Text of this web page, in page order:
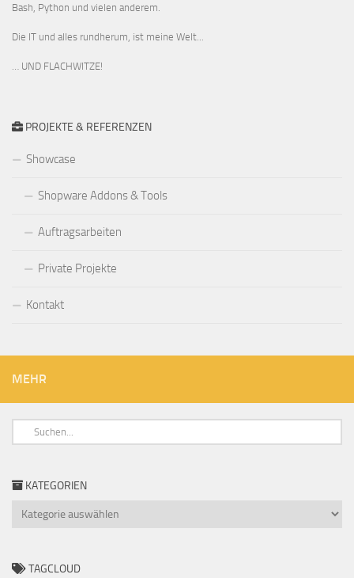
Bash, Python und vielen anderem.
Die IT und alles rundherum, ist meine Welt...
… UND FLACHWITZE!
PROJEKTE & REFERENZEN
Showcase
Shopware Addons & Tools
Auftragsarbeiten
Private Projekte
Kontakt
MEHR
KATEGORIEN
TAGCLOUD